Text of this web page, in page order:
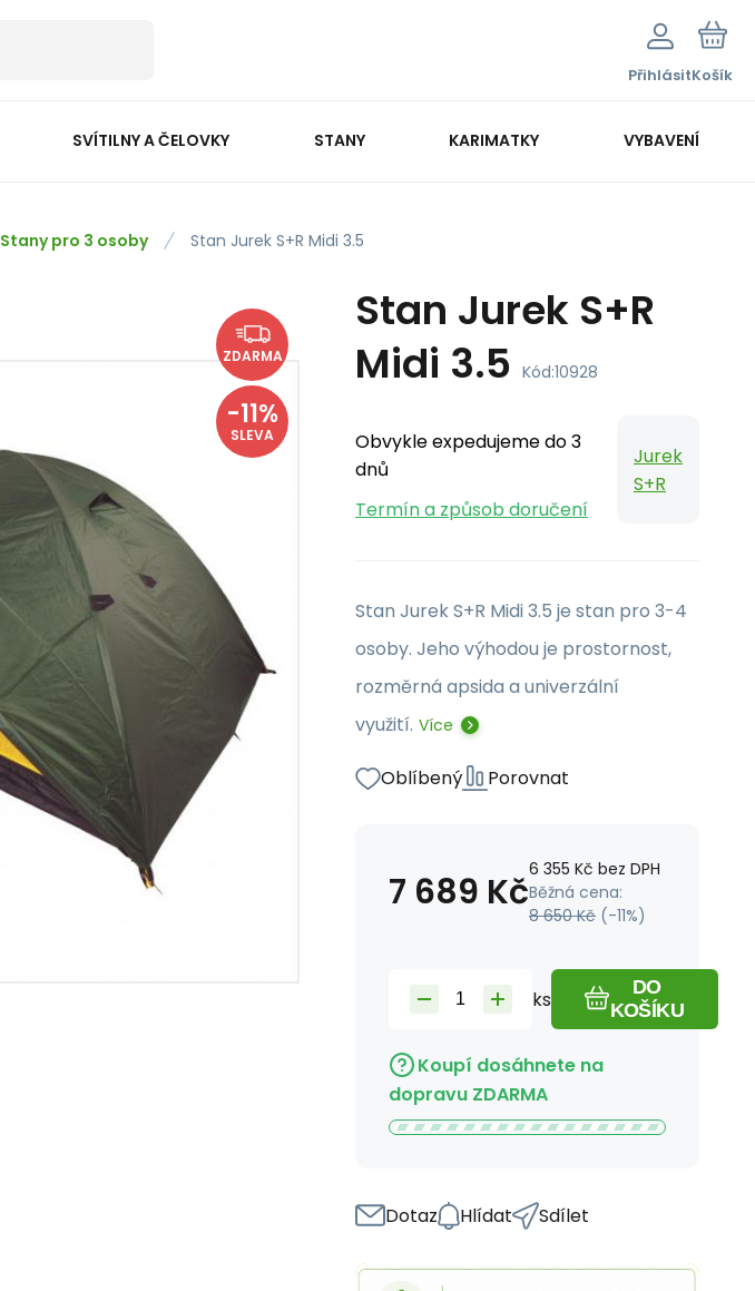
PřihlásitKošík
SVÍTILNY A ČELOVKY STANY KARIMATKY VYBAVENÍ
Stany pro 3 osoby Stan Jurek S+R Midi 3.5
ZDARMA
-11%
SLEVA
Stan Jurek S+R
Midi 3.5 Kód:10928
Obvykle expedujeme do 3
dnů
Termín a způsob doručení
Jurek
S+R
Stan Jurek S+R Midi 3.5 je stan pro 3-4
osoby. Jeho výhodou je prostornost,
rozměrná apsida a univerzální
využití. Více
Oblíbený Porovnat
7 689 Kč6 355 Kč bez DPH
Běžná cena:
8 650 Kč (-11%)
ks
DO
KOŠÍKU
Koupí dosáhnete na
dopravu ZDARMA
Dotaz Hlídat Sdílet